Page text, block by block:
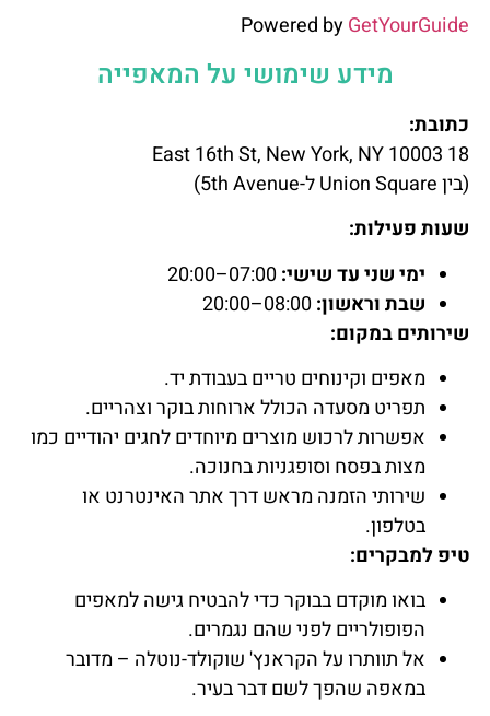
Powered byGetYourGuide
מידע שימושי על המאפייה
כתובת:
18 East 16th St, New York, NY 10003
(בין Union Square ל-5th Avenue)
שעות פעילות:
ימי שני עד שישי:
שבת וראשון:
שירותים במקום:
מאפים וקינוחים טריים בעבודת יד.
תפריט מסעדה הכולל ארוחות בוקר וצהריים.
אפשרות לרכוש מוצרים מיוחדים לחגים יהודיים כמו
מצות בפסח וסופגניות בחנוכה.
שירותי הזמנה מראש דרך אתר האינטרנט או
בטלפון.
טיפ למבקרים:
בואו מוקדם בבוקר כדי להבטיח גישה למאפים
הפופולריים לפני שהם נגמרים.
אל תוותרו על הקראנץ' שוקולד-נוטלה – מדובר
במאפה שהפך לשם דבר בעיר.